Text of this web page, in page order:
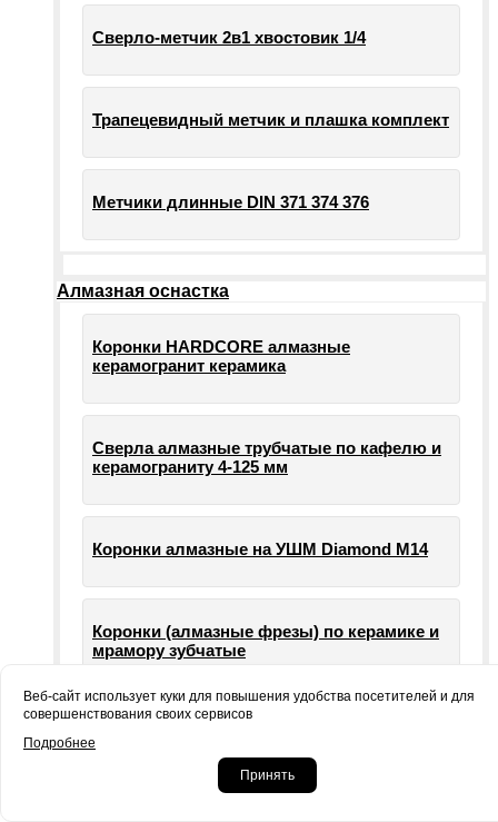
Сверло-метчик 2в1 хвостовик 1/4
Трапецевидный метчик и плашка комплект
Метчики длинные DIN 371 374 376
Алмазная оснастка
Коронки HARDCORE алмазные
керамогранит керамика
Сверла алмазные трубчатые по кафелю и
керамограниту 4-125 мм
Коронки алмазные на УШМ Diamond М14
Коронки (алмазные фрезы) по керамике и
мрамору зубчатые
машин УШМ болгарки
Веб-сайт использует куки для повышения удобства посетителей и для
совершенствования своих сервисов
Подробнее
Принять